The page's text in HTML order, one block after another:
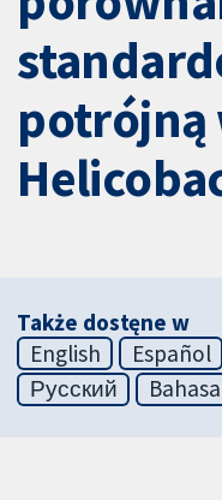
potrójną
Także dostęne w
English
Español
Русский